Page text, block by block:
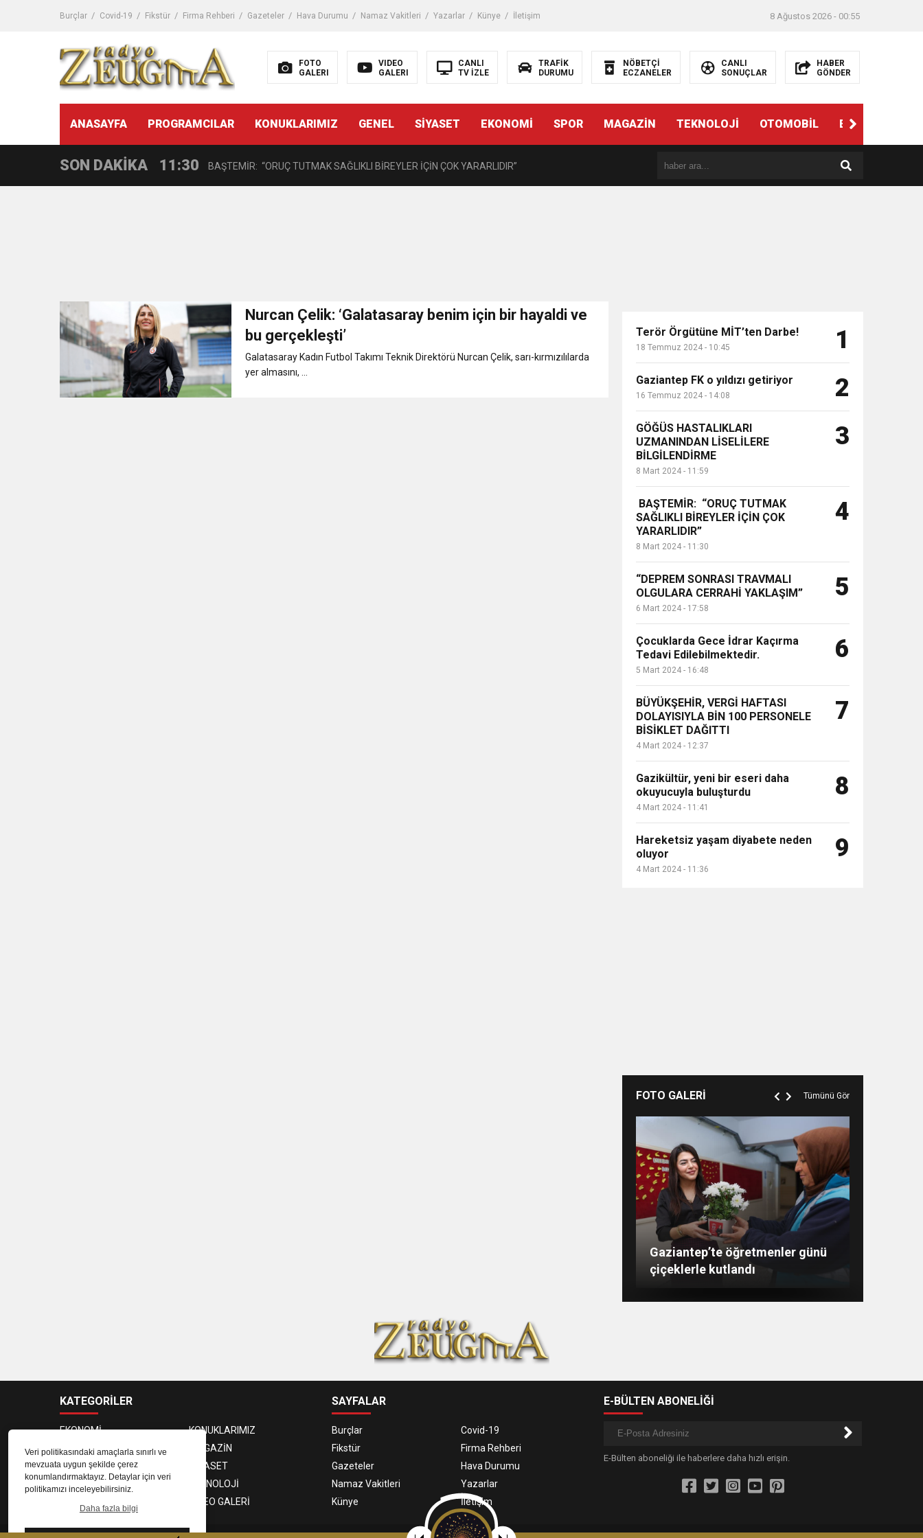
Veri politikasındaki amaçlarla sınırlı ve
mevzuata uygun şekilde çerez
konumlandırmaktayız. Detaylar için veri
politikamızı inceleyebilirsiniz.
Daha fazla bilgi
Burçlar Covid-19 Fikstür Firma Rehberi Gazeteler Hava Durumu Namaz Vakitleri Yazarlar Künye İletişim 8 Ağustos 2026 - 00:55
FOTO
GALERI
VIDEO
GALERI
CANLI
TV İZLE
TRAFİK
DURUMU
NÖBETÇİ
ECZANELER
CANLI
SONUÇLAR
HABER
GÖNDER
ANASAYFA PROGRAMCILAR KONUKLARIMIZ GENEL SİYASET EKONOMİ SPOR MAGAZİN TEKNOLOJİ OTOMOBİL EĞİTİM
SON DAKİKA
14:08 Gaziantep FK o yıldızı getiriyor
11:59 GÖĞÜS HASTALIKLARI UZMANINDAN LİSELİLERE BİLGİLENDİRME
11:30 BAŞTEMİR: “ORUÇ TUTMAK SAĞLIKLI BİREYLER İÇİN ÇOK YARARLIDIR”
11:41 Gazikültür, yeni bir eseri daha okuyucuyla buluşturdu
11:36 Hareketsiz yaşam diyabete neden oluyor
Nurcan Çelik: ‘Galatasaray benim için bir hayaldi ve
bu gerçekleşti’
Galatasaray Kadın Futbol Takımı Teknik Direktörü Nurcan Çelik, sarı-kırmızılılarda
yer almasını, ...
Terör Örgütüne MİT’ten Darbe!
18 Temmuz 2024 - 10:45 1
Gaziantep FK o yıldızı getiriyor
16 Temmuz 2024 - 14:08 2
GÖĞÜS HASTALIKLARI
UZMANINDAN LİSELİLERE
BİLGİLENDİRME
8 Mart 2024 - 11:59
3
BAŞTEMİR: “ORUÇ TUTMAK
SAĞLIKLI BİREYLER İÇİN ÇOK
YARARLIDIR”
8 Mart 2024 - 11:30
4
“DEPREM SONRASI TRAVMALI
OLGULARA CERRAHİ YAKLAŞIM”
6 Mart 2024 - 17:58
5
Çocuklarda Gece İdrar Kaçırma
Tedavi Edilebilmektedir.
5 Mart 2024 - 16:48
6
BÜYÜKŞEHİR, VERGİ HAFTASI
DOLAYISIYLA BİN 100 PERSONELE
BİSİKLET DAĞITTI
4 Mart 2024 - 12:37
7
Gazikültür, yeni bir eseri daha
okuyucuyla buluşturdu
4 Mart 2024 - 11:41
8
Hareketsiz yaşam diyabete neden
oluyor
4 Mart 2024 - 11:36
9
FOTO GALERİ Tümünü Gör
Konukoğlu: Türkiye ekonomisine
11 farklı sektörde değer
katıyoruz
Gaziantep’te öğretmenler günü
çiçeklerle kutlandı
Şahin: “İstikbalimizi
şekillendirecek olan sizlersiniz”
KATEGORİLER
EKONOMİ
KONUKLARIMIZ
PROGRAMCILAR
MAGAZİN
SAĞLIK
SİYASET
SPOR
TEKNOLOJİ
VIDEO GALERİ
SAYFALAR
Burçlar
Covid-19
Fikstür
Firma Rehberi
Gazeteler
Hava Durumu
Namaz Vakitleri
Yazarlar
Künye
İletişim
E-BÜLTEN ABONELİĞİ
E-Bülten aboneliği ile haberlere daha hızlı erişin.